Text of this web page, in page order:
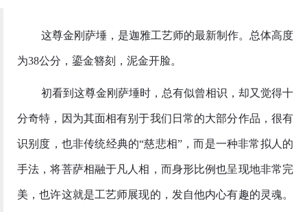
这尊金刚萨埵，是迦雅工艺师的最新制作。总体高度
为38公分，鎏金簪刻，泥金开脸。
初看到这尊金刚萨埵时，总有似曾相识，却又觉得十
分奇特，因为其面相有别于我们日常的大部分作品，很有
识别度，也非传统经典的“慈悲相”，而是一种非常拟人的
手法，将菩萨相融于凡人相，而身形比例也呈现地非常完
美，也许这就是工艺师展现的，发自他内心有趣的灵魂。